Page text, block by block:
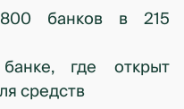
банков в 215
где открыт
средств